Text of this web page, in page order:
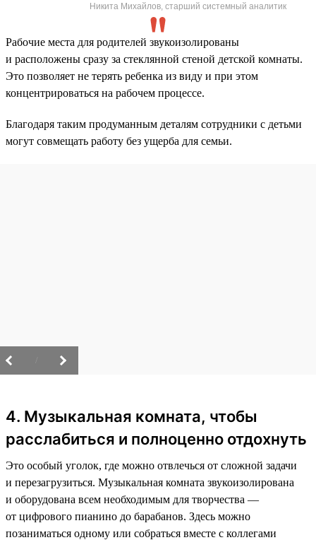
Никита Михайлов, старший системный аналитик
Рабочие места для родителей звукоизолированы
и расположены сразу за стеклянной стеной детской комнаты.
Это позволяет не терять ребенка из виду и при этом
концентрироваться на рабочем процессе.
Благодаря таким продуманным деталям сотрудники с детьми
могут совмещать работу без ущерба для семьи.
4. Музыкальная комната, чтобы
расслабиться и полноценно отдохнуть
Это особый уголок, где можно отвлечься от сложной задачи
и перезагрузиться. Музыкальная комната звукоизолирована
и оборудована всем необходимым для творчества —
от цифрового пианино до барабанов. Здесь можно
позаниматься одному или собраться вместе с коллегами